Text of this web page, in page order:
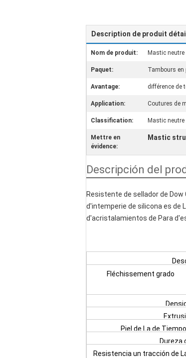
Description de produit
Nom de produit: Mastic
Paquet: Tambours en
Avantage: différence de
Application: Coutures de
Classification: Mastic
Mettre en
évidence:
Mastic
Descripción del
Resistente de sellador de
d'intemperie de silicona es de
d'acristalamientos de Para
Fléchissement grado
Piel de La de
Dureza
Resistencia un tracción de